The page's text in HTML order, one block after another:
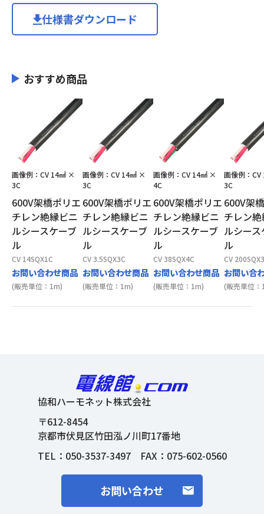
仕様書ダウンロード
おすすめ商品
画像例：CV 14㎟ ×
3C
600V架橋ポリエ
チレン絶縁ビニ
ルシースケーブ
ル
CV 14SQX1C
お問い合わせ商品
(販売単位：1m)
画像例：CV 14㎟ ×
3C
600V架橋ポリエ
チレン絶縁ビニ
ルシースケーブ
ル
CV 3.5SQX3C
お問い合わせ商品
(販売単位：1m)
画像例：CV 14㎟ ×
4C
600V架橋ポリエ
チレン絶縁ビニ
ルシースケーブ
ル
CV 38SQX4C
お問い合わせ商品
(販売単位：1m)
画像例：
3C
600V架
チレン
ルシー
ル
CV
お問い合
(販売単位：
協和ハーモネット株式会社
〒612-8454
京都市伏見区竹田泓ノ川町17番地
TEL： 050-3537-3497FAX：075-602-0560
お問い合わせ